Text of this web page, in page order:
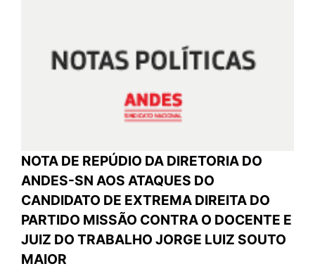
NOTA DE REPÚDIO DA DIRETORIA DO
ANDES-SN AOS ATAQUES DO
CANDIDATO DE EXTREMA DIREITA DO
PARTIDO MISSÃO CONTRA O DOCENTE E
JUIZ DO TRABALHO JORGE LUIZ SOUTO
MAIOR